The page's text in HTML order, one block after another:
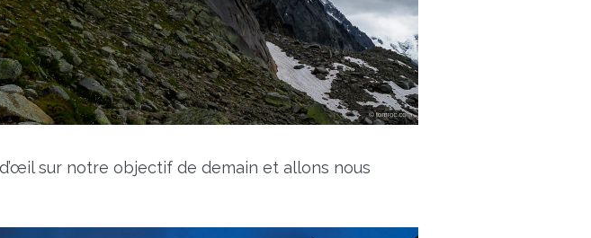
sur notre objectif de demain et allons nous